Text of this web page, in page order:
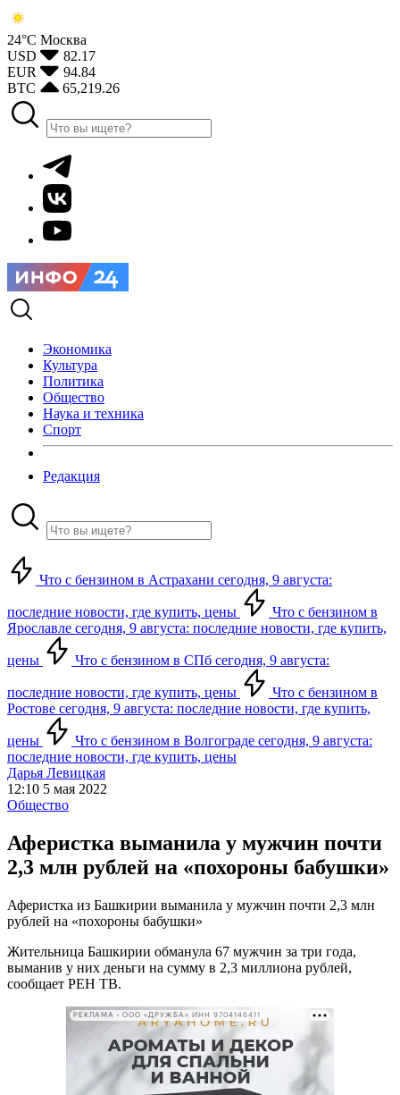
24°С Москва
USD
82.17
EUR
94.84
BTC
65,219.26
Экономика
Культура
Политика
Общество
Наука и техника
Спорт
Редакция
Что с бензином в Астрахани сегодня, 9 августа:
последние новости, где купить, цены
Что с бензином в
Ярославле сегодня, 9 августа: последние новости, где купить,
цены Что с бензином в СПб сегодня, 9 августа:
последние новости, где купить, цены
Что с бензином в
Ростове сегодня, 9 августа: последние новости, где купить,
цены
Что с бензином в Волгограде сегодня, 9 августа:
последние новости, где купить, цены
Дарья Левицкая
12:10 5 мая 2022
Общество
Аферистка выманила у мужчин почти
2,3 млн рублей на «похороны бабушки»
Аферистка из Башкирии выманила у мужчин почти 2,3 млн
рублей на «похороны бабушки»
Жительница Башкирии обманула 67 мужчин за три года,
выманив у них деньги на сумму в 2,3 миллиона рублей,
сообщает РЕН ТВ.
РЕКЛАМА • ООО «ДРУЖБА» ИНН 9704146411